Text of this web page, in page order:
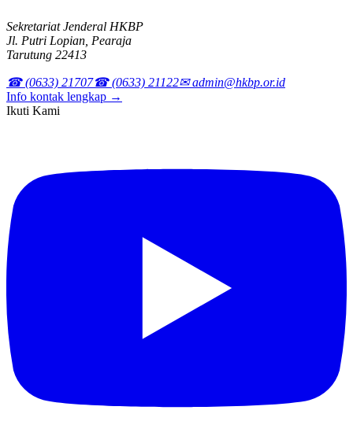
Sekretariat Jenderal HKBP
Jl. Putri Lopian, Pearaja
Tarutung 22413
☎ (0633) 21707☎ (0633) 21122✉ admin@hkbp.or.id
Info kontak lengkap →
Ikuti Kami